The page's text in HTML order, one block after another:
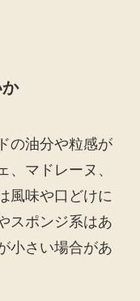
の油分や粒感が
、マドレーヌ、
風味や口どけに
スポンジ系はあ
小さい場合があ